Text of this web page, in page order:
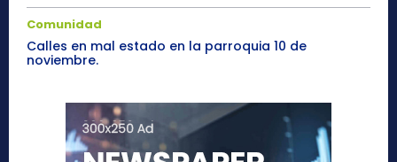
Comunidad
Calles en mal estado en la parroquia 10 de
noviembre.